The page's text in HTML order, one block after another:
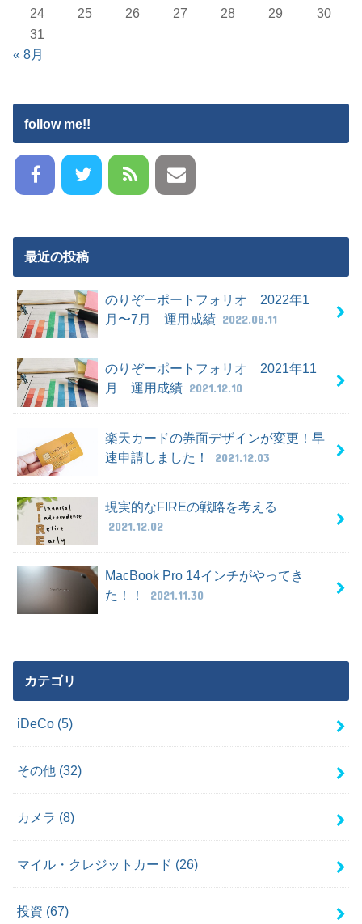
24
25 26 27 28 29
30
31
« 8月
follow me!!
最近の投稿
のりぞーポートフォリオ 2022年1
月〜7月 運用成績 2022.08.11
のりぞーポートフォリオ 2021年11
月 運用成績 2021.12.10
楽天カードの券面デザインが変更！早
速申請しました！
2021.12.03
現実的なFIREの戦略を考える
2021.12.02
MacBook Pro 14インチがやってき
た！！
2021.11.30
カテゴリ
iDeCo (5)
その他 (32)
カメラ (8)
マイル・クレジットカード (26)
投資 (67)